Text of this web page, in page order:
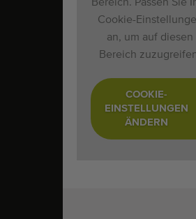
Bereich. Passen Sie
Cookie-
an, um auf diesen
Bereich
COOKIE-
EINSTELLUNGEN
ÄNDERN